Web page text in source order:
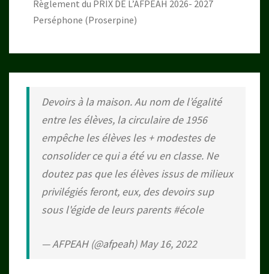
Règlement du PRIX DE L’AFPEAH 2026- 2027
Perséphone (Proserpine)
Devoirs à la maison. Au nom de l’égalité
entre les élèves, la circulaire de 1956
empêche les élèves les + modestes de
consolider ce qui a été vu en classe. Ne
doutez pas que les élèves issus de milieux
privilégiés feront, eux, des devoirs sup
sous l'égide de leurs parents#école
— AFPEAH (@afpeah)May 16, 2022